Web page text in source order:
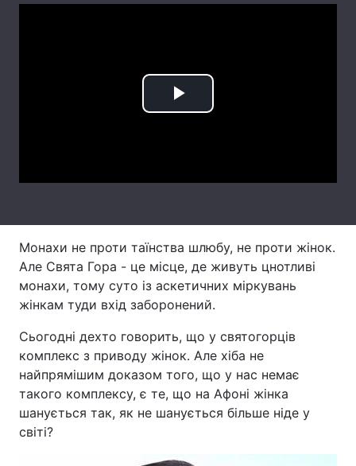
Play
Монахи не проти таїнства шлюбу, не проти жінок.
Але Свята Гора - це місце, де живуть цнотливі
монахи, тому суто із аскетичних міркувань
жінкам туди вхід заборонений.
Сьогодні дехто говорить, що у святогорців
комплекс з приводу жінок. Але хіба не
найпрямішим доказом того, що у нас немає
такого комплексу, є те, що на Афоні жінка
шанується так, як не шанується більше ніде у
світі?